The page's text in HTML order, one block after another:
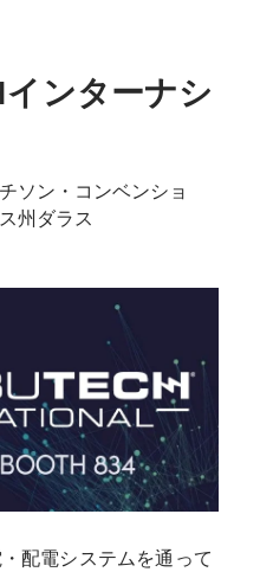
インターナシ
ソン・コンベンショ
州ダラス
配電システムを通って